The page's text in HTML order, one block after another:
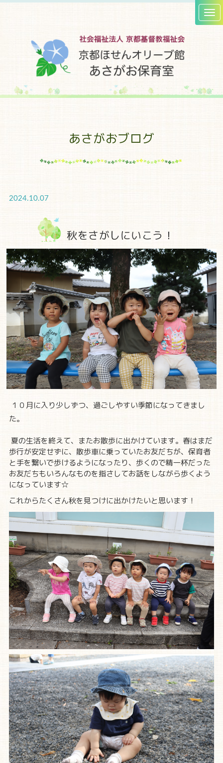
あさがおブログ
2024.10.07
秋をさがしにいこう！
１０月に入り少しずつ、過ごしやすい季節になってきまし
た。
夏の生活を終えて、またお散歩に出かけています。春はまだ
歩行が安定せずに、散歩車に乗っていたお友だちが、保育者
と手を繋いで歩けるようになったり、歩くので精一杯だった
お友だちもいろんなものを指さしてお話をしながら歩くよう
になっています☆
これからたくさん秋を見つけに出かけたいと思います！